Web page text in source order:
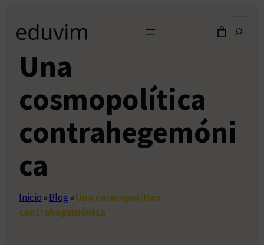
contenido
Una
cosmopolítica
contrahegemóni
ca
Inicio» Blog »Una cosmopolítica
contrahegemónica